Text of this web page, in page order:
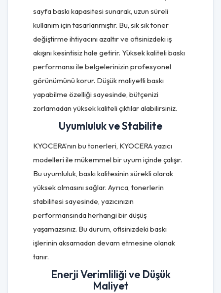
sayfa baskı kapasitesi sunarak, uzun süreli
kullanım için tasarlanmıştır. Bu, sık sık toner
değiştirme ihtiyacını azaltır ve ofisinizdeki iş
akışını kesintisiz hale getirir. Yüksek kaliteli baskı
performansı ile belgelerinizin profesyonel
görünümünü korur. Düşük maliyetli baskı
yapabilme özelliği sayesinde, bütçenizi
zorlamadan yüksek kaliteli çıktılar alabilirsiniz.
Uyumluluk ve Stabilite
KYOCERA'nın bu tonerleri, KYOCERA yazıcı
modelleri ile mükemmel bir uyum içinde çalışır.
Bu uyumluluk, baskı kalitesinin sürekli olarak
yüksek olmasını sağlar. Ayrıca, tonerlerin
stabilitesi sayesinde, yazıcınızın
performansında herhangi bir düşüş
yaşamazsınız. Bu durum, ofisinizdeki baskı
işlerinin aksamadan devam etmesine olanak
tanır.
Enerji Verimliliği ve Düşük
Maliyet